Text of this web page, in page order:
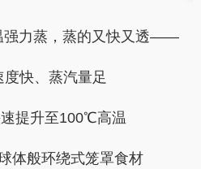
强力蒸，蒸的又快又透——
度快、蒸汽量足
提升至100℃高温
体般环绕式笼罩食材